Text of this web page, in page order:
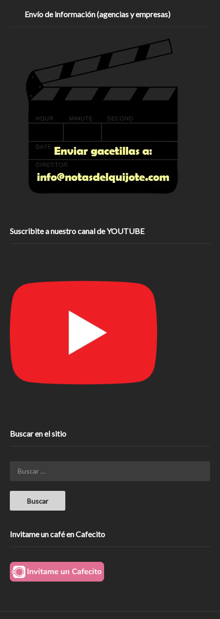
Envío de información (agencias y empresas)
Suscribite a nuestro canal de YOUTUBE
Buscar en el sitio
Invitame un café en Cafecito